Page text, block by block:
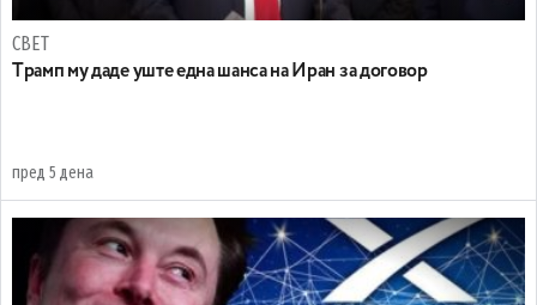
СВЕТ
Tрамп му даде уште една шанса на Иран за договор
пред 5 дена